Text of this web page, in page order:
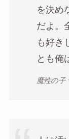
を決め
だよ。
も好き
とも俺
魔性の子